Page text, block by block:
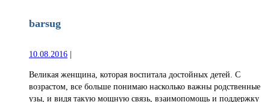
barsug
10.08.2016
Великая женщина, которая воспитала достойных детей. С
возрастом, все больше понимаю насколько важны родственные
узы, и видя такую мощную связь, взаимопомощь и поддержку